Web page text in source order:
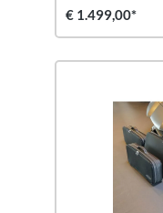
€ 1.499,00*